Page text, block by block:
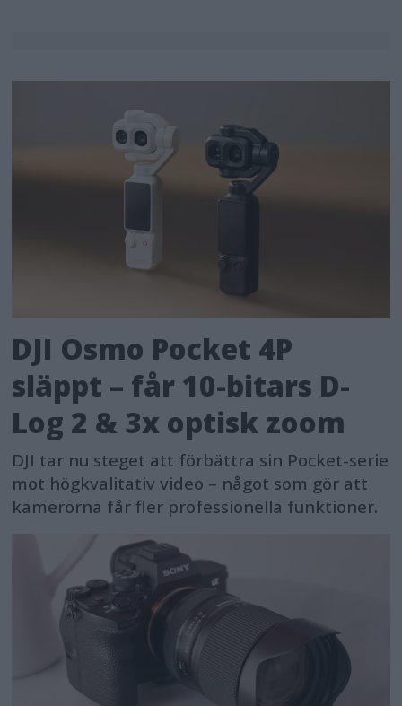
DJI Osmo Pocket 4P
släppt – får 10-bitars D-
Log 2 & 3x optisk zoom
DJI tar nu steget att förbättra sin Pocket-serie
mot högkvalitativ video – något som gör att
kamerorna får fler professionella funktioner.